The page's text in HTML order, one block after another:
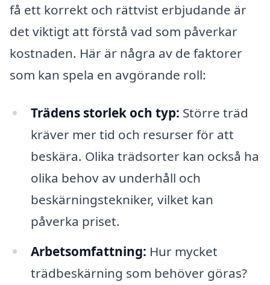
få ett korrekt och rättvist erbjudande är
det viktigt att förstå vad som påverkar
kostnaden. Här är några av de faktorer
som kan spela en avgörande roll:
Trädens storlek och typ: Större träd
kräver mer tid och resurser för att
beskära. Olika trädsorter kan också ha
olika behov av underhåll och
beskärningstekniker, vilket kan
påverka priset.
Arbetsomfattning: Hur mycket
trädbeskärning som behöver göras?